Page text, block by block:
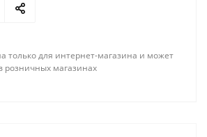
только для интернет-магазина и может
розничных магазинах